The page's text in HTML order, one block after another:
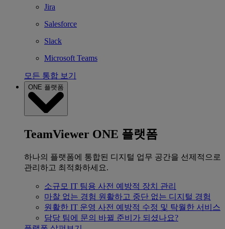
Jira
Salesforce
Slack
Microsoft Teams
모든 통합 보기
ONE 플랫폼
TeamViewer ONE 플랫폼
하나의 플랫폼에 통합된 디지털 업무 공간을 선제적으로
관리하고 최적화하세요.
소규모 IT 팀용 사전 예방적 장치 관리
마찰 없는 경험 원활하고 중단 없는 디지털 경험
원활한 IT 운영 사전 예방적 수정 및 탁월한 서비스
담당 팀에 문의 바뀔 준비가 되셨나요?